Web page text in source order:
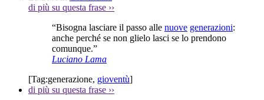
di più su questa frase ››
“Bisogna lasciare il passo alle nuove generazioni:
anche perché se non glielo lasci se lo prendono
comunque.”
Luciano Lama
[Tag:generazione, gioventù]
di più su questa frase ››